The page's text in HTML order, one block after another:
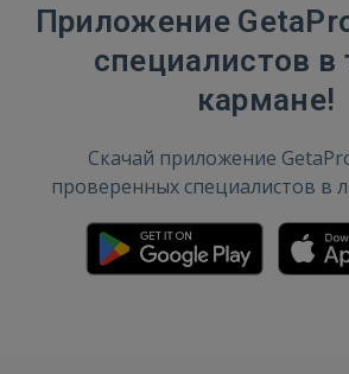
Приложение
специалистов в
кармане!
Скачай приложение
проверенных специалистов в